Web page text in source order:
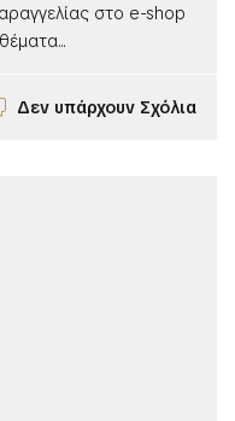
στο e-shop
Δεν υπάρχουν Σχόλια